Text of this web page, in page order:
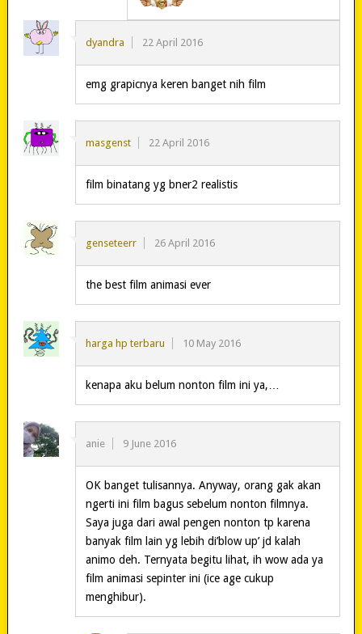
dyandra 22 April 2016
emg grapicnya keren banget nih film
masgenst 22 April 2016
film binatang yg bner2 realistis
genseteerr 26 April 2016
the best film animasi ever
harga hp terbaru 10 May 2016
kenapa aku belum nonton film ini ya,…
anie 9 June 2016
OK banget tulisannya. Anyway, orang gak akan
ngerti ini film bagus sebelum nonton filmnya.
Saya juga dari awal pengen nonton tp karena
banyak film lain yg lebih di’blow up’ jd kalah
animo deh. Ternyata begitu lihat, ih wow ada ya
film animasi sepinter ini (ice age cukup
menghibur).